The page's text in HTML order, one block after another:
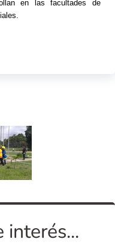
en las facultades de
interés...